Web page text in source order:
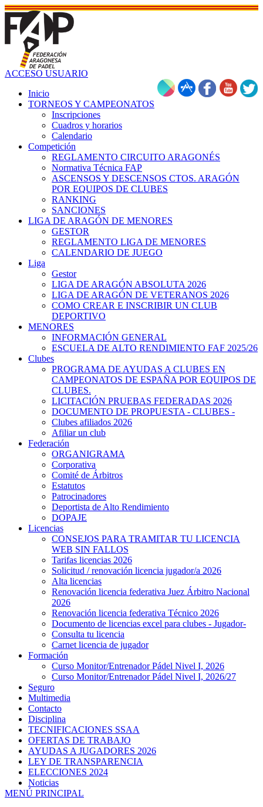
ACCESO USUARIO
Inicio
TORNEOS Y CAMPEONATOS
Inscripciones
Cuadros y horarios
Calendario
Competición
REGLAMENTO CIRCUITO ARAGONÉS
Normativa Técnica FAP
ASCENSOS Y DESCENSOS CTOS. ARAGÓN
POR EQUIPOS DE CLUBES
RANKING
SANCIONES
LIGA DE ARAGÓN DE MENORES
GESTOR
REGLAMENTO LIGA DE MENORES
CALENDARIO DE JUEGO
Liga
Gestor
LIGA DE ARAGÓN ABSOLUTA 2026
LIGA DE ARAGÓN DE VETERANOS 2026
COMO CREAR E INSCRIBIR UN CLUB
DEPORTIVO
MENORES
INFORMACIÓN GENERAL
ESCUELA DE ALTO RENDIMIENTO FAF 2025/26
Clubes
PROGRAMA DE AYUDAS A CLUBES EN
CAMPEONATOS DE ESPAÑA POR EQUIPOS DE
CLUBES.
LICITACIÓN PRUEBAS FEDERADAS 2026
DOCUMENTO DE PROPUESTA - CLUBES -
Clubes afiliados 2026
Afiliar un club
Federación
ORGANIGRAMA
Corporativa
Comité de Árbitros
Estatutos
Patrocinadores
Deportista de Alto Rendimiento
DOPAJE
Licencias
CONSEJOS PARA TRAMITAR TU LICENCIA
WEB SIN FALLOS
Tarifas licencias 2026
Solicitud / renovación licencia jugador/a 2026
Alta licencias
Renovación licencia federativa Juez Árbitro Nacional
2026
Renovación licencia federativa Técnico 2026
Documento de licencias excel para clubes - Jugador-
Consulta tu licencia
Carnet licencia de jugador
Formación
Curso Monitor/Entrenador Pádel Nivel I, 2026
Curso Monitor/Entrenador Pádel Nivel I, 2026/27
Seguro
Multimedia
Contacto
Disciplina
TECNIFICACIONES SSAA
OFERTAS DE TRABAJO
AYUDAS A JUGADORES 2026
LEY DE TRANSPARENCIA
ELECCIONES 2024
Noticias
MENÚ PRINCIPAL